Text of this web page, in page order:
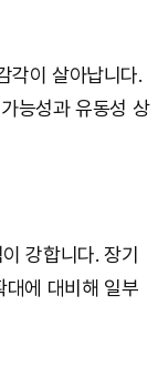
각이 살아납니다.
능성과 유동성 상
강합니다. 장기
대에 대비해 일부